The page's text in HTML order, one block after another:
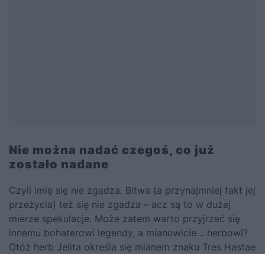
Nie można nadać czegoś, co już
zostało nadane
Czyli imię się nie zgadza. Bitwa (a przynajmniej fakt jej
przeżycia) też się nie zgadza – acz są to w dużej
mierze spekulacje. Może zatem warto przyjrzeć się
innemu bohaterowi legendy, a mianowicie… herbowi?
Otóż herb Jelita określa się mianem znaku Tres Hastae